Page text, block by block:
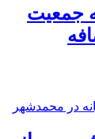
به جمعیت